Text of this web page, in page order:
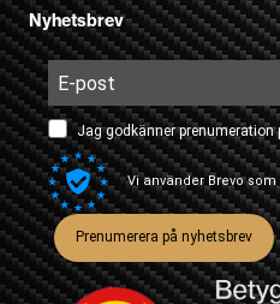
Nyhetsbrev
Jag godkänner
Vi använder Brevo
Prenumerera på nyhetsbrev